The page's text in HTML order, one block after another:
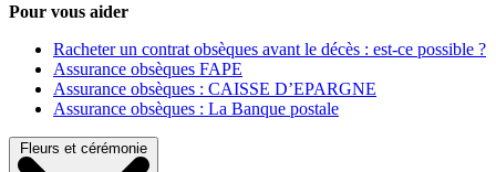
Pour vous aider
Racheter un contrat obsèques avant le décès : est-ce possible ?
Assurance obsèques FAPE
Assurance obsèques : CAISSE D’EPARGNE
Assurance obsèques : La Banque postale
Fleurs et cérémonie